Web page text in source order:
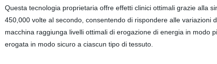
Questa tecnologia proprietaria offre effetti clinici ottimali grazie alla
450,000 volte al secondo, consentendo di rispondere alle
macchina raggiunga livelli ottimali di erogazione di energia in modo
erogata in modo sicuro a ciascun tipo di tessuto.